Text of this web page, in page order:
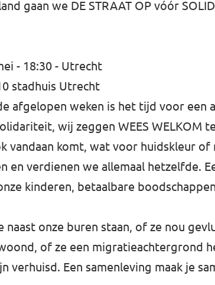
gaan we DE STRAAT OP vóór
- 18:30 - Utrecht
stadhuis Utrecht
afgelopen weken is het tijd voor een
wij zeggen WEES WELKOM
vandaan komt, wat voor huidskleur
en verdienen we allemaal hetzelfde.
kinderen, betaalbare
naast onze buren staan, of ze nou
of ze een migratieachtergrond
verhuisd. Een samenleving maak je